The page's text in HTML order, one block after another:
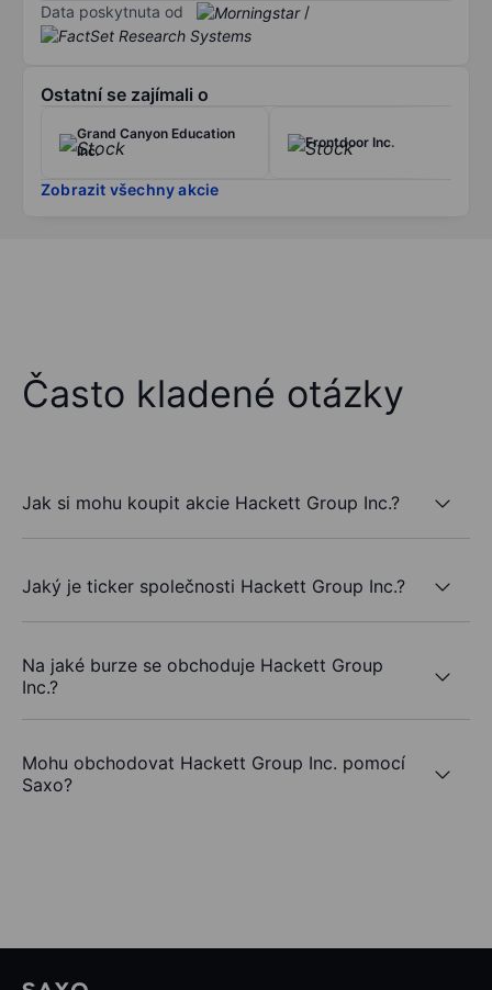
Data poskytnuta od /
Ostatní se zajímali o
Grand Canyon Education
Inc.
Frontdoor Inc.
Zobrazit všechny akcie
Často kladené otázky
Jak si mohu koupit akcie Hackett Group Inc.?
Jaký je ticker společnosti Hackett Group Inc.?
Na jaké burze se obchoduje Hackett Group
Inc.?
Mohu obchodovat Hackett Group Inc. pomocí
Saxo?